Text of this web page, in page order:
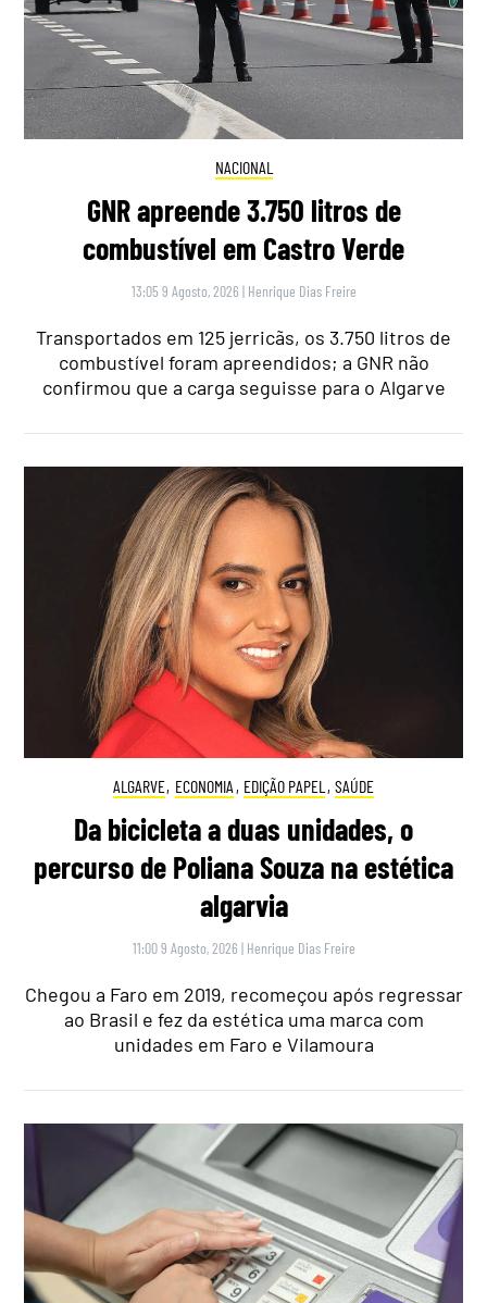
NACIONAL
GNR apreende 3.750 litros de
combustível em Castro Verde
13:05 9 Agosto, 2026 | Henrique Dias Freire
Transportados em 125 jerricãs, os 3.750 litros de
combustível foram apreendidos; a GNR não
confirmou que a carga seguisse para o Algarve
ALGARVE, ECONOMIA , EDIÇÃO PAPEL , SAÚDE
Da bicicleta a duas unidades, o
percurso de Poliana Souza na estética
algarvia
11:00 9 Agosto, 2026 | Henrique Dias Freire
Chegou a Faro em 2019, recomeçou após regressar
ao Brasil e fez da estética uma marca com
unidades em Faro e Vilamoura